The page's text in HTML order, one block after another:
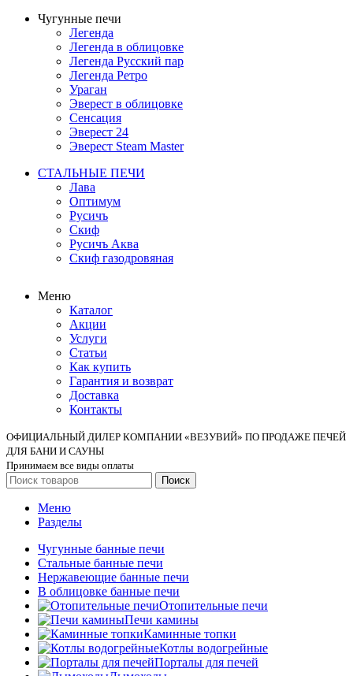
Чугунные печи
Легенда
Легенда в облицовке
Легенда Русский пар
Легенда Ретро
Ураган
Эверест в облицовке
Сенсация
Эверест 24
Эверест Steam Master
СТАЛЬНЫЕ ПЕЧИ
Лава
Оптимум
Русичъ
Скиф
Русичъ Аква
Скиф газодровяная
Меню
Каталог
Акции
Услуги
Статьи
Как купить
Гарантия и возврат
Доставка
Контакты
ОФИЦИАЛЬНЫЙ ДИЛЕР КОМПАНИИ «ВЕЗУВИЙ» ПО ПРОДАЖЕ ПЕЧЕЙ
ДЛЯ БАНИ И САУНЫ
Принимаем все виды оплаты
Поиск
Меню
Разделы
Чугунные банные печи
Стальные банные печи
Нержавеющие банные печи
В облицовке банные печи
Отопительные печи
Печи камины
Каминные топки
Котлы водогрейные
Порталы для печей